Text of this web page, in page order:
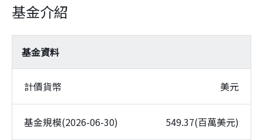
基金介紹
基金資料
計價貨幣 美元
基金規模(2026-06-30) 549.37(百萬美元)